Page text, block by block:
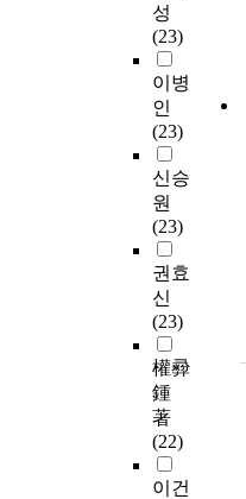
성
(23)
이병
인
(23)
신승
원
(23)
권효
신
(23)
權彛
鍾
著
(22)
이건